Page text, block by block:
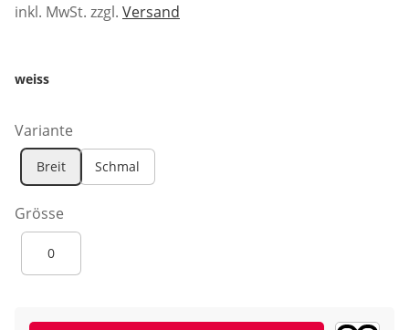
inkl. MwSt. zzgl. Versand
weiss
Variante
Breit Schmal
Grösse
0